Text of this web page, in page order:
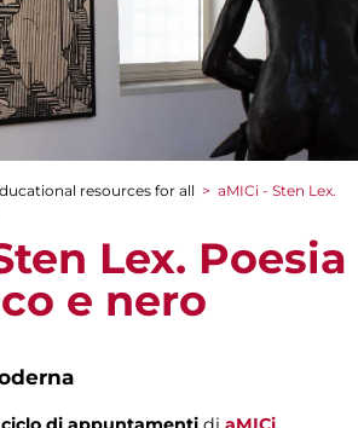
resources for all > aMICi - Sten Lex.
Lex. Poesia
e nero